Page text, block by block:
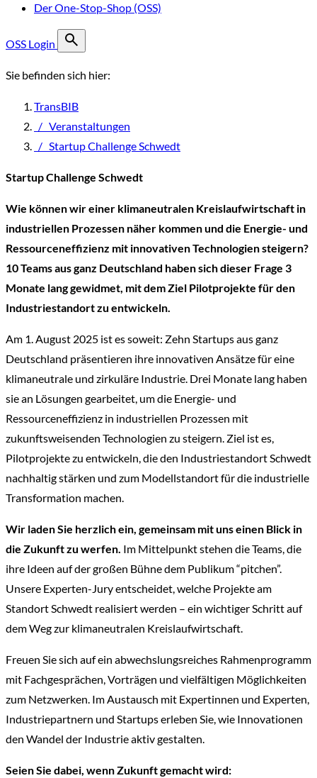
Der One-Stop-Shop (OSS)
OSS Login
Sie befinden sich hier:
TransBIB
/ Veranstaltungen
/ Startup Challenge Schwedt
Startup Challenge Schwedt
Wie können wir einer klimaneutralen Kreislaufwirtschaft in
industriellen Prozessen näher kommen und die Energie- und
Ressourceneffizienz mit innovativen Technologien steigern?
10 Teams aus ganz Deutschland haben sich dieser Frage 3
Monate lang gewidmet, mit dem Ziel Pilotprojekte für den
Industriestandort zu entwickeln.
Am 1. August 2025 ist es soweit: Zehn Startups aus ganz
Deutschland präsentieren ihre innovativen Ansätze für eine
klimaneutrale und zirkuläre Industrie. Drei Monate lang haben
sie an Lösungen gearbeitet, um die Energie- und
Ressourceneffizienz in industriellen Prozessen mit
zukunftsweisenden Technologien zu steigern. Ziel ist es,
Pilotprojekte zu entwickeln, die den Industriestandort Schwedt
nachhaltig stärken und zum Modellstandort für die industrielle
Transformation machen.
Wir laden Sie herzlich ein, gemeinsam mit uns einen Blick in
die Zukunft zu werfen. Im Mittelpunkt stehen die Teams, die
ihre Ideen auf der großen Bühne dem Publikum “pitchen”.
Unsere Experten-Jury entscheidet, welche Projekte am
Standort Schwedt realisiert werden – ein wichtiger Schritt auf
dem Weg zur klimaneutralen Kreislaufwirtschaft.
Freuen Sie sich auf ein abwechslungsreiches Rahmenprogramm
mit Fachgesprächen, Vorträgen und vielfältigen Möglichkeiten
zum Netzwerken. Im Austausch mit Expertinnen und Experten,
Industriepartnern und Startups erleben Sie, wie Innovationen
den Wandel der Industrie aktiv gestalten.
Seien Sie dabei, wenn Zukunft gemacht wird: